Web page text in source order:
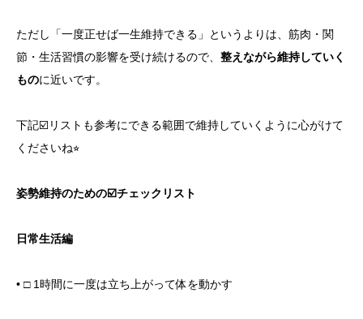
ただし「一度正せば一生維持できる」というよりは、筋肉・関
節・生活習慣の影響を受け続けるので、 整えながら維持していく
ものに近いです。
下記☑️リストも参考にできる範囲で維持していくように心がけて
くださいね⭐︎
姿勢維持のための☑️チェックリスト
日常生活編
• □ 1時間に一度は立ち上がって体を動かす